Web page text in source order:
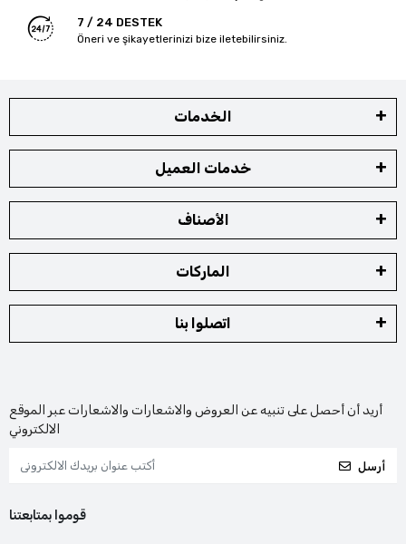
7 / 24 DESTEK
Öneri ve şikayetlerinizi bize iletebilirsiniz.
الخدمات
خدمات العميل
الأصناف
الماركات
اتصلوا بنا
أريد أن أحصل على تنبيه عن العروض والاشعارات والاشعارات عبر الموقع
الالكتروني
أرسل
قوموا بمتابعتنا